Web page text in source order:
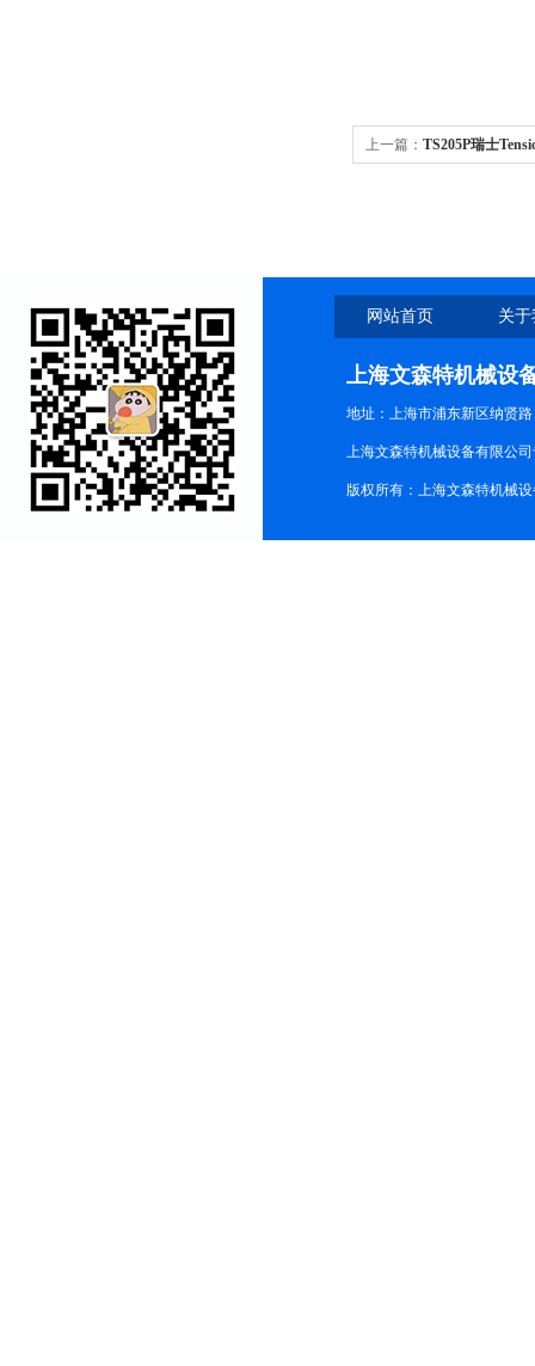
上一篇： TS205P瑞士
网站首页 关
上海文森特机械设
地址：上海市浦东新区纳贤路
上海文森特机械设备有限公
版权所有：上海文森特机械